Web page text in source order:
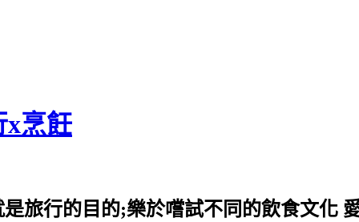
x烹飪
旅行的目的;樂於嚐試不同的飲食文化